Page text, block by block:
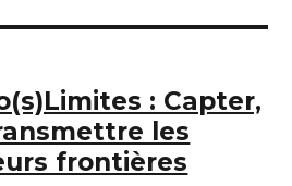
: Capter,
les
frontières